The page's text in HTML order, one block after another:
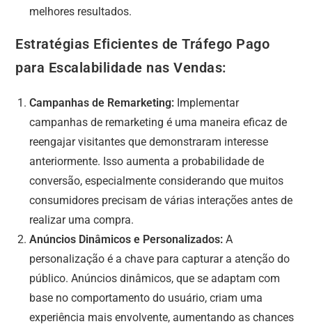
melhores resultados.
Estratégias Eficientes de Tráfego Pago
para Escalabilidade nas Vendas:
Campanhas de Remarketing: Implementar
campanhas de remarketing é uma maneira eficaz de
reengajar visitantes que demonstraram interesse
anteriormente. Isso aumenta a probabilidade de
conversão, especialmente considerando que muitos
consumidores precisam de várias interações antes de
realizar uma compra.
Anúncios Dinâmicos e Personalizados: A
personalização é a chave para capturar a atenção do
público. Anúncios dinâmicos, que se adaptam com
base no comportamento do usuário, criam uma
experiência mais envolvente, aumentando as chances